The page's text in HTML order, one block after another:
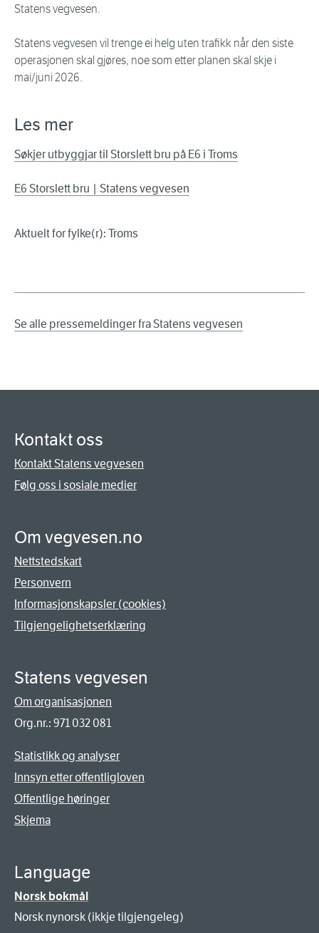
Statens vegvesen.
Statens vegvesen vil trenge ei helg uten trafikk når den siste
operasjonen skal gjøres, noe som etter planen skal skje i
mai/juni 2026.
Les mer
Søkjer utbyggjar til Storslett bru på E6 i Troms
E6 Storslett bru | Statens vegvesen
Aktuelt for fylke(r): Troms
Se alle pressemeldinger fra Statens vegvesen
Kontakt oss
Kontakt Statens vegvesen
Følg oss i sosiale medier
Om vegvesen.no
Nettstedskart
Personvern
Informasjonskapsler (cookies)
Tilgjengelighetserklæring
Statens vegvesen
Om organisasjonen
Org.nr.: 971 032 081
Statistikk og analyser
Innsyn etter offentligloven
Offentlige høringer
Skjema
Language
Norsk bokmål
Norsk nynorsk (ikkje tilgjengeleg)